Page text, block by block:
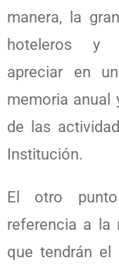
manera, la
hoteleros y
apreciar en
memoria anual
de las
Institución.
El otro
referencia a la
que tendrán el